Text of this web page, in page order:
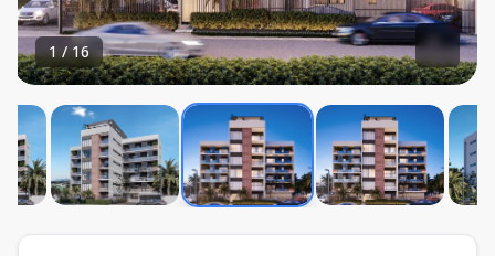
1/16